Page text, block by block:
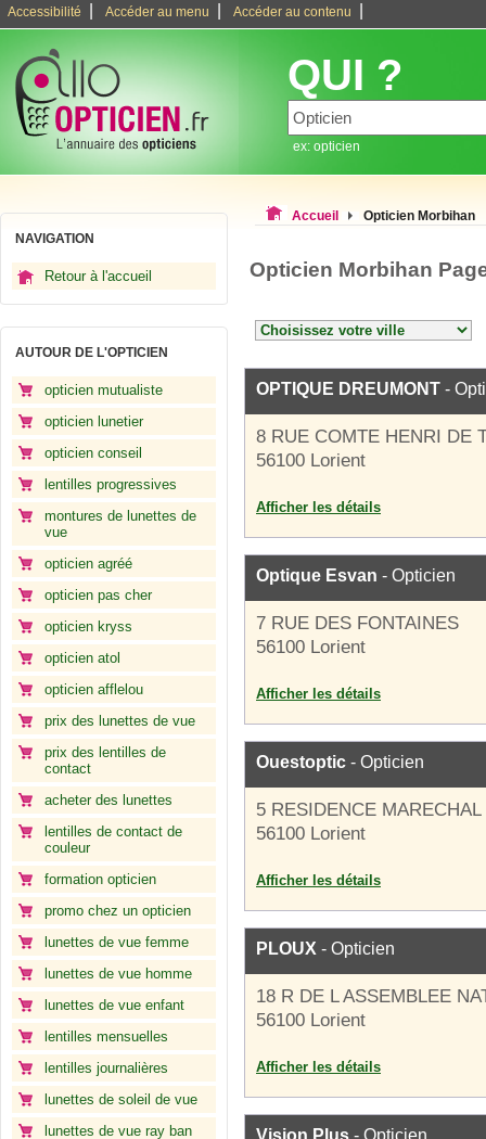
Accessibilité Accéder au menu Accéder au contenu
QUI ?
ex: opticien
NAVIGATION
Retour à l'accueil
AUTOUR DE L'OPTICIEN
opticien mutualiste
opticien lunetier
opticien conseil
lentilles progressives
montures de lunettes de
vue
opticien agréé
opticien pas cher
opticien kryss
opticien atol
opticien afflelou
prix des lunettes de vue
prix des lentilles de
contact
acheter des lunettes
lentilles de contact de
couleur
formation opticien
promo chez un opticien
lunettes de vue femme
lunettes de vue homme
lunettes de vue enfant
lentilles mensuelles
lentilles journalières
lunettes de soleil de vue
lunettes de vue ray ban
Accueil Opticien Morbihan
Opticien Morbihan
OPTIQUE DREUMONT -
8 RUE COMTE HENRI DE
56100 Lorient
Afficher les détails
Optique Esvan - Opticien
7 RUE DES FONTAINES
56100 Lorient
Afficher les détails
Ouestoptic - Opticien
5 RESIDENCE
56100 Lorient
Afficher les détails
PLOUX - Opticien
18 R DE L ASSEMBLEE
56100 Lorient
Afficher les détails
Vision Plus - Opticien